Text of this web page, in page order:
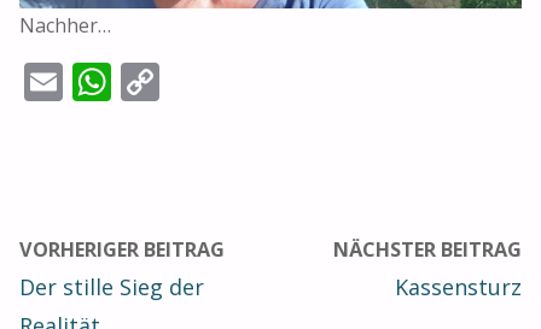
Nachher…
E W
A
p
p
Li
n
k
VORHERIGER BEITRAG
Der stille Sieg der
NÄCHSTER BEITRAG
Kassensturz